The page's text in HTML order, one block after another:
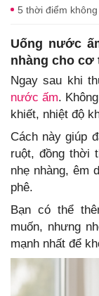
5 thời điểm
Uống nước
nhàng cho cơ
Ngay sau khi
nước ấm.
khiết, nhiệt độ
Cách này giúp
ruột, đồng thời
nhẹ nhàng, êm
phê.
Bạn có thể
muốn, nhưng
mạnh nhất để